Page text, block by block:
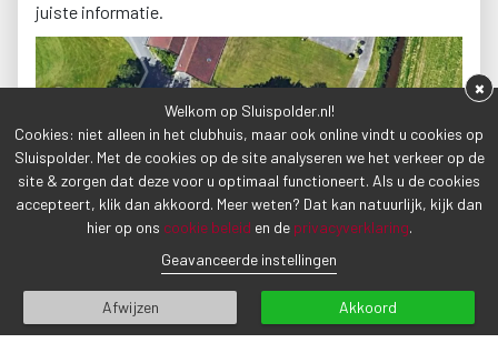
juiste informatie.
Welkom op Sluispolder.nl!
Cookies: niet alleen in het clubhuis, maar ook online vindt u cookies op
Sluispolder. Met de cookies op de site analyseren we het verkeer op de
site & zorgen dat deze voor u optimaal functioneert. Als u de cookies
accepteert, klik dan akkoord. Meer weten? Dat kan natuurlijk, kijk dan
hier op ons cookie beleid en de privacyverklaring.
Geavanceerde instellingen
Afwijzen Akkoord
×